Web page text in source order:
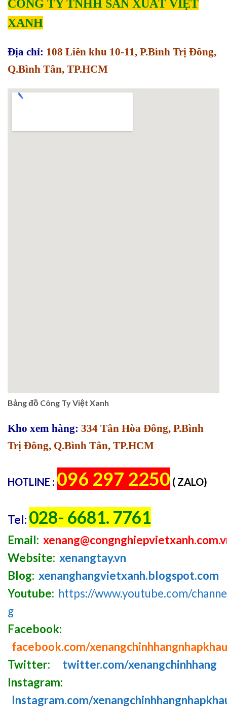
CÔNG TY TNHH SẢN XUẤT VIỆT
XANH
Địa chỉ: 108 Liên khu 10-11, P.Bình Trị Đông,
Q.Bình Tân, TP.HCM
Bảng đồ Công Ty Việt Xanh
Kho xem hàng: 334 Tân Hòa Đông, P.Bình
Trị Đông, Q.Bình Tân, TP.HCM
HOTLINE : 096 297 2250 ( ZALO)
Tel: 028- 6681. 7761
Email:
Website: xenangtay.vn
Blog: xenanghangvietxanh.blogspot.com
Youtube: https://www.youtube.com/
g
Facebook:
facebook.com/xenangchinhhangnhapkhau
Twitter:
twitter.com/xenangchinhhang
Instagram:
Instagram.com/